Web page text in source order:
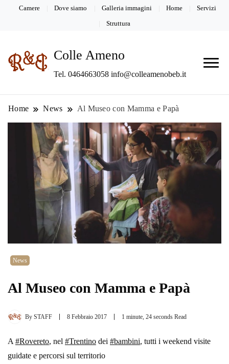
Camere Dove siamo Galleria immagini Home Servizi
Struttura
Colle Ameno
Tel. 0464663058 info@colleamenobeb.it
Home News Al Museo con Mamma e Papà
News
Al Museo con Mamma e Papà
By STAFF 8 Febbraio 2017 1 minute, 24 seconds Read
A #Rovereto, nel #Trentino dei #bambini, tutti i weekend visite
guidate e percorsi sul territorio